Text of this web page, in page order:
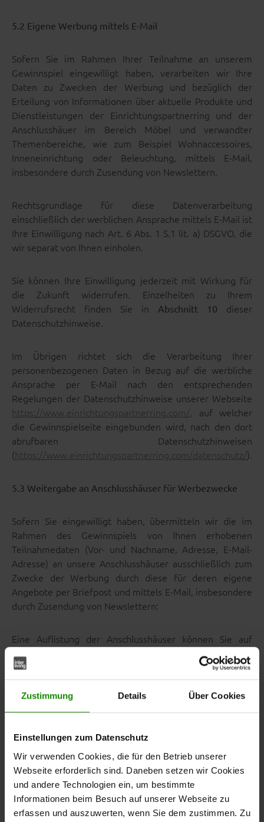
Zustimmung Details Über Cookies
Einstellungen zum Datenschutz
Wir verwenden Cookies, die für den Betrieb unserer
Webseite erforderlich sind. Daneben setzen wir Cookies
und andere Technologien ein, um bestimmte
Informationen beim Besuch auf unserer Webseite zu
erfassen und auszuwerten, wenn Sie dem zustimmen. Zu
5.2 Eigene Werbung mittels E-Mail
Sofern Sie im Rahmen Ihrer Teilnahme an unserem
Gewinnspiel eingewilligt haben, verarbeiten wir Ihre
Daten zu Zwecken der Werbung und bezüglich der
Erteilung von Informationen über aktuelle Produkte und
Dienstleistungen der Einrichtungspartnerring und der
Anschlusshäuer im Bereich Möbel und verwandter
Themenbereiche, wie zum Beispiel Wohnaccessoires,
Inneneinrichtung oder Beleuchtung, mittels E-Mail,
insbesondere durch Zusendung von Newslettern.
Rechtsgrundlage für diese Datenverarbeitung
einschließlich der werblichen Ansprache mittels E-Mail ist
Ihre Einwilligung nach Art. 6 Abs. 1 S.1 lit. a) DSGVO, die
wir separat von Ihnen einholen.
Sie können Ihre Einwilligung jederzeit mit Wirkung für
die Zukunft widerrufen. Einzelheiten zu Ihrem
Widerrufsrecht finden Sie in Abschnitt 10 dieser
Datenschutzhinweise.
Im Übrigen richtet sich die Verarbeitung Ihrer
personenbezogenen Daten in Bezug auf die werbliche
Ansprache per E-Mail nach den entsprechenden
Regelungen der Datenschutzhinweise unserer Webseite
https://www.einrichtungspartnerring.com/, auf welcher
die Gewinnspielseite eingebunden wird, nach den dort
abrufbaren Datenschutzhinweisen
(https://www.einrichtungspartnerring.com/datenschutz/).
5.3 Weitergabe an Anschlusshäuser für Werbezwecke
Sofern Sie eingewilligt haben, übermitteln wir die im
Rahmen des Gewinnspiels von Ihnen erhobenen
Teilnahmedaten (Vor- und Nachname, Adresse, E-Mail-
Adresse) an unsere Anschlusshäuser ausschließlich zum
Zwecke der Werbung durch diese für deren eigene
Angebote per Briefpost und mittels E-Mail, insbesondere
durch Zusendung von Newslettern:
Eine Auflistung der Anschlusshäuser können Sie auf
unserer Webseite unter (Link) abrufen.
einschließlich der werblichen Ansprache mittels E-Mail ist
Ihre Einwilligung nach Art. 6 Abs. 1 S.1 lit. a) DSGVO, die
Sie können Ihre Einwilligung jederzeit mit Wirkung für
die Zukunft widerrufen. Einzelheiten zu Ihrem
Widerrufsrecht finden Sie inAbschnitt 10
Datenschutzhinweise.